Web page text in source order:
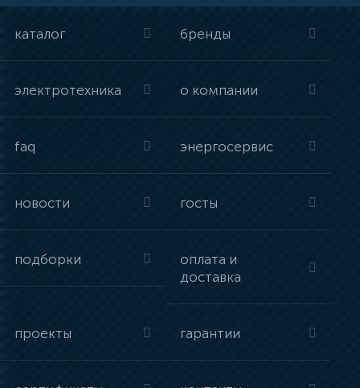
каталог бренды
электротехника о компании
faq энергосервис
новости госты
подборки
оплата и
доставка
проекты гарантии